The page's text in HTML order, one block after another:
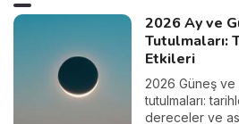
yükselen burç
nasıl yapılır?
ihtiyacınız olan
%100 güvenilir
alacağınızdan
2026 Ay ve
Tutulmaları:
Etkileri
2026 Güneş ve
tutulmaları:
dereceler ve